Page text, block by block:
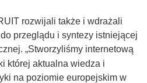
rozwijali także i wdrażali
przeglądu i syntezy istniejącej
„Stworzyliśmy internetową
której aktualna wiedza i
na poziomie europejskim w